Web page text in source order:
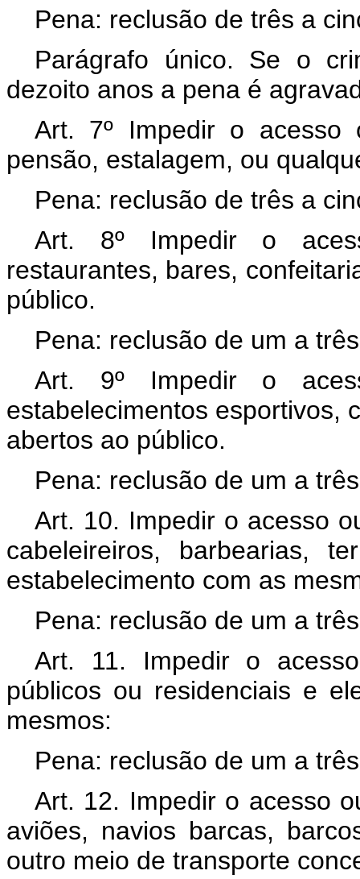
Pena: reclusão de três a
Parágrafo único. Se o
dezoito anos a pena é
Art. 7º Impedir o acesso
pensão, estalagem, ou
Pena: reclusão de três a
Art. 8º Impedir o
restaurantes, bares,
público.
Pena: reclusão de um a
Art. 9º Impedir o
estabelecimentos esportivos,
abertos ao público.
Pena: reclusão de um a
Art. 10. Impedir o acesso
cabeleireiros, barbearias,
estabelecimento com as
Pena: reclusão de um a
Art. 11. Impedir o
públicos ou residenciais e
mesmos:
Pena: reclusão de um a
Art. 12. Impedir o acesso
aviões, navios barcas,
outro meio de transporte